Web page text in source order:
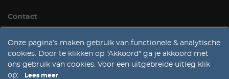
Contact
Onze pagina’s maken gebruik van functionele & analytische
cookies. Door te klikken op "Akkoord" ga je akkoord met
ons gebruik van cookies. Voor een uitgebreide uitleg klik
op:
Lees meer